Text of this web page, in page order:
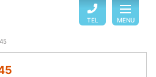
TEL MENU
TOP